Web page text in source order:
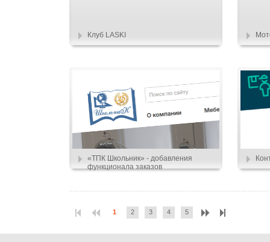
Клуб LASKI
«ТПК Школьник» - добавления
функционала заказов
1 2 3 4 5